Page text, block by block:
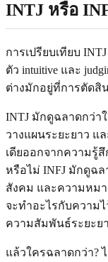
INTJ หรือ
การเปรียบเทียบ
ตัว intuitive และ
ต่างมักอยู่ที่การตัดสิ
INTJ มักดูฉลาดกว่า
วางแผนระยะยาว แ
เดียออกจากความรู้
หรือไม่ INFJ มักดูฉล
สังคม และความหมา
จะทำอะไรกับความ
ความสัมพันธ์ระยะย
แล้วใครฉลาดกว่า?